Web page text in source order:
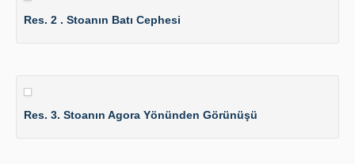
Res. 2 . Stoanın Batı Cephesi
Res. 3. Stoanın Agora Yönünden Görünüşü